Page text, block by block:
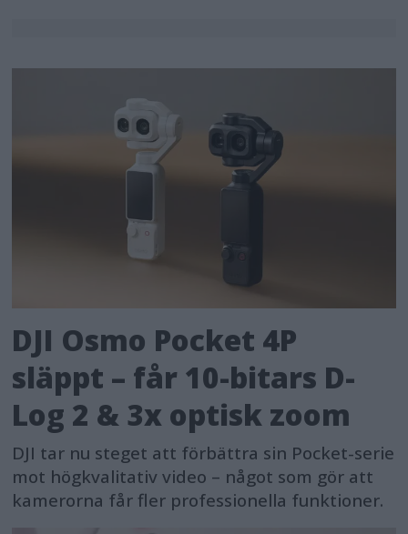
DJI Osmo Pocket 4P
släppt – får 10-bitars D-
Log 2 & 3x optisk zoom
DJI tar nu steget att förbättra sin Pocket-serie
mot högkvalitativ video – något som gör att
kamerorna får fler professionella funktioner.